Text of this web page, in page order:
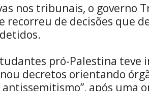
nos tribunais, o governo
recorreu de decisões que
pró-Palestina teve
decretos orientando
após uma